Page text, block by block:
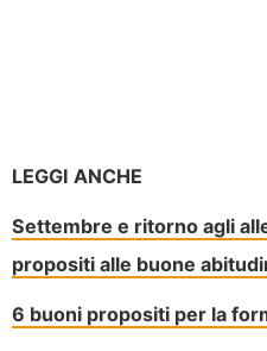
LEGGI ANCHE
Settembre e ritorno agli
propositi alle buone
6 buoni propositi per la